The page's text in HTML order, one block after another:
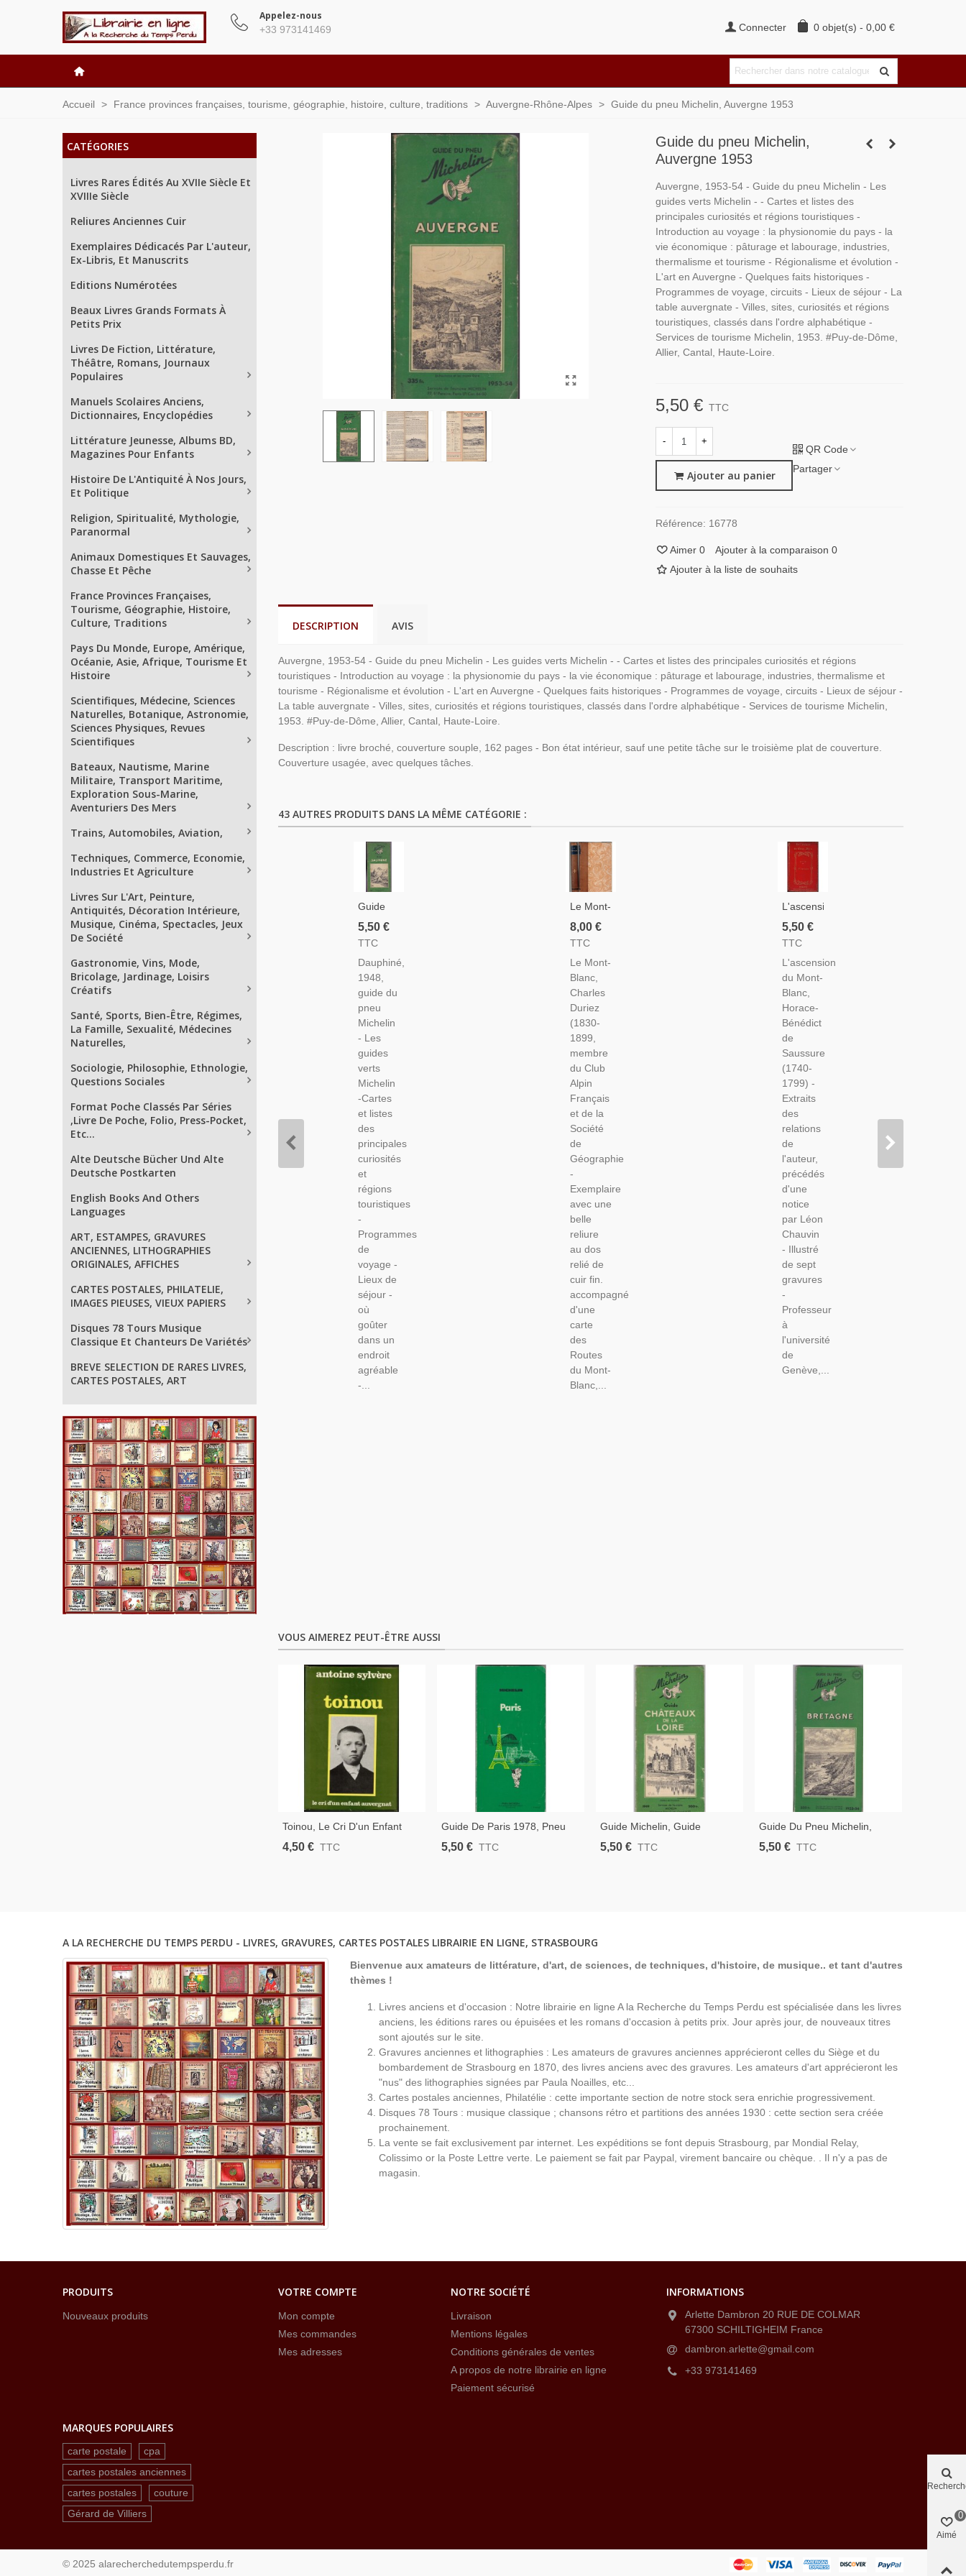
Appelez-nous
+33 973141469 Connecter 0 objet(s) - 0,00 €
Accueil > France provinces françaises, tourisme, géographie, histoire, culture, traditions > Auvergne-Rhône-Alpes > Guide du pneu Michelin, Auvergne 1953
CATÉGORIES
Livres Rares Édités Au XVIIe Siècle Et
XVIIIe Siècle
Reliures Anciennes Cuir
Exemplaires Dédicacés Par L'auteur,
Ex-Libris, Et Manuscrits
Editions Numérotées
Beaux Livres Grands Formats À
Petits Prix
Livres De Fiction, Littérature,
Théâtre, Romans, Journaux
Populaires
Manuels Scolaires Anciens,
Dictionnaires, Encyclopédies
Littérature Jeunesse, Albums BD,
Magazines Pour Enfants
Histoire De L'Antiquité À Nos Jours,
Et Politique
Religion, Spiritualité, Mythologie,
Paranormal
Animaux Domestiques Et Sauvages,
Chasse Et Pêche
France Provinces Françaises,
Tourisme, Géographie, Histoire,
Culture, Traditions
Pays Du Monde, Europe, Amérique,
Océanie, Asie, Afrique, Tourisme Et
Histoire
Scientifiques, Médecine, Sciences
Naturelles, Botanique, Astronomie,
Sciences Physiques, Revues
Scientifiques
Bateaux, Nautisme, Marine
Militaire, Transport Maritime,
Exploration Sous-Marine,
Aventuriers Des Mers
Trains, Automobiles, Aviation,
Techniques, Commerce, Economie,
Industries Et Agriculture
Livres Sur L'Art, Peinture,
Antiquités, Décoration Intérieure,
Musique, Cinéma, Spectacles, Jeux
De Société
Gastronomie, Vins, Mode,
Bricolage, Jardinage, Loisirs
Créatifs
Santé, Sports, Bien-Être, Régimes,
La Famille, Sexualité, Médecines
Naturelles,
Sociologie, Philosophie, Ethnologie,
Questions Sociales
Format Poche Classés Par Séries
,Livre De Poche, Folio, Press-Pocket,
Etc...
Alte Deutsche Bücher Und Alte
Deutsche Postkarten
English Books And Others
Languages
ART, ESTAMPES, GRAVURES
ANCIENNES, LITHOGRAPHIES
ORIGINALES, AFFICHES
CARTES POSTALES, PHILATELIE,
IMAGES PIEUSES, VIEUX PAPIERS
Disques 78 Tours Musique
Classique Et Chanteurs De Variétés
BREVE SELECTION DE RARES LIVRES,
CARTES POSTALES, ART
Guide du pneu Michelin,
Auvergne 1953
Auvergne, 1953-54 - Guide du pneu Michelin - Les
guides verts Michelin - - Cartes et listes des
principales curiosités et régions touristiques -
Introduction au voyage : la physionomie du pays - la
vie économique : pâturage et labourage, industries,
thermalisme et tourisme - Régionalisme et évolution -
L'art en Auvergne - Quelques faits historiques -
Programmes de voyage, circuits - Lieux de séjour - La
table auvergnate - Villes, sites, curiosités et régions
touristiques, classés dans l'ordre alphabétique -
Services de tourisme Michelin, 1953. #Puy-de-Dôme,
Allier, Cantal, Haute-Loire.
5,50 € TTC
- +
Ajouter au panier
QR Code
Partager
Référence: 16778
Aimer 0 Ajouter à la comparaison 0
Ajouter à la liste de souhaits
DESCRIPTION AVIS
Auvergne, 1953-54 - Guide du pneu Michelin - Les guides verts Michelin - - Cartes et listes des principales curiosités et régions
touristiques - Introduction au voyage : la physionomie du pays - la vie économique : pâturage et labourage, industries, thermalisme et
tourisme - Régionalisme et évolution - L'art en Auvergne - Quelques faits historiques - Programmes de voyage, circuits - Lieux de séjour -
La table auvergnate - Villes, sites, curiosités et régions touristiques, classés dans l'ordre alphabétique - Services de tourisme Michelin,
1953. #Puy-de-Dôme, Allier, Cantal, Haute-Loire.
Description : livre broché, couverture souple, 162 pages - Bon état intérieur, sauf une petite tâche sur le troisième plat de couverture.
Couverture usagée, avec quelques tâches.
43 AUTRES PRODUITS DANS LA MÊME CATÉGORIE :
Guide
Du Pneu
Michelin,
1948
5,50 €
TTC
Dauphiné,
1948,
guide du
pneu
Michelin
- Les
guides
verts
Michelin
-Cartes
et listes
des
principales
curiosités
et
régions
touristiques
-
Programmes
de
voyage -
Lieux de
séjour -
où
goûter
dans un
endroit
agréable
-...
Le Mont-
Blanc,
Charles
Alpinisme,
Alpes,
Sport,
Haute-
Savoie,
8,00 €
TTC
Le Mont-
Blanc,
Charles
Duriez
(1830-
1899,
membre
du Club
Alpin
Français
et de la
Société
de
Géographie
-
Exemplaire
avec une
belle
reliure
au dos
relié de
cuir fin.
accompagné
d'une
carte
des
Routes
du Mont-
Blanc,...
L'ascension
Du
Mont-
18e S.,
Horace-
Bénedict
De
Saussure,
1927, -
Alpinisme,
Alpes,
Sport,
Haute-
Savoie,
Jeunesse,
5,50 €
TTC
L'ascension
du Mont-
Blanc,
Horace-
Bénédict
de
Saussure
(1740-
1799) -
Extraits
des
relations
de
l'auteur,
précédés
d'une
notice
par Léon
Chauvin
- Illustré
de sept
gravures
-
Professeur
à
l'université
de
Genève,...
VOUS AIMEREZ PEUT-ÊTRE AUSSI
Toinou, Le Cri D'un Enfant
Auvergnat, Antoine Sylvère,
4,50 € TTC
Guide De Paris 1978, Pneu
Michelin
5,50 € TTC
Guide Michelin, Guide
Châteaux De La Loire 1949
5,50 € TTC
Guide Du Pneu Michelin,
Bretagne 1953 - 1954
5,50 € TTC
A LA RECHERCHE DU TEMPS PERDU - LIVRES, GRAVURES, CARTES POSTALES LIBRAIRIE EN LIGNE, STRASBOURG
Bienvenue aux amateurs de littérature, d'art, de sciences, de techniques, d'histoire, de musique.. et tant d'autres
thèmes !
Livres anciens et d'occasion : Notre librairie en ligne A la Recherche du Temps Perdu est spécialisée dans les livres
anciens, les éditions rares ou épuisées et les romans d'occasion à petits prix. Jour après jour, de nouveaux titres
sont ajoutés sur le site.
Gravures anciennes et lithographies : Les amateurs de gravures anciennes apprécieront celles du Siège et du
bombardement de Strasbourg en 1870, des livres anciens avec des gravures. Les amateurs d'art apprécieront les
"nus" des lithographies signées par Paula Noailles, etc...
Cartes postales anciennes, Philatélie : cette importante section de notre stock sera enrichie progressivement.
Disques 78 Tours : musique classique ; chansons rétro et partitions des années 1930 : cette section sera créée
prochainement.
La vente se fait exclusivement par internet. Les expéditions se font depuis Strasbourg, par Mondial Relay,
Colissimo or la Poste Lettre verte. Le paiement se fait par Paypal, virement bancaire ou chèque. . Il n'y a pas de
magasin.
PRODUITS
Nouveaux produits
VOTRE COMPTE
Mon compte
Mes commandes
Mes adresses
NOTRE SOCIÉTÉ
Livraison
Mentions légales
Conditions générales de ventes
A propos de notre librairie en ligne
Paiement sécurisé
INFORMATIONS
Arlette Dambron 20 RUE DE COLMAR
67300 SCHILTIGHEIM France
dambron.arlette@gmail.com
+33 973141469
MARQUES POPULAIRES
carte postale
cpa
cartes postales anciennes
cartes postales
couture
Gérard de Villiers
© 2025 alarecherchedutempsperdu.fr
Aimé
0